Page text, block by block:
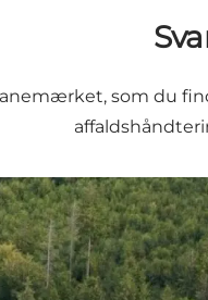
som du